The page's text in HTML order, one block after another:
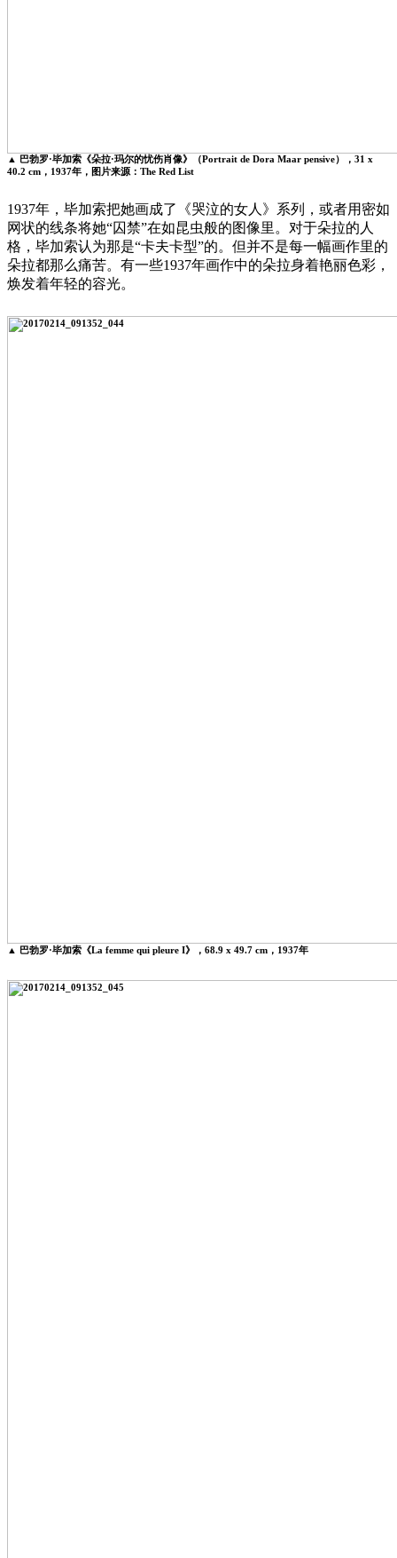
▲ 巴勃罗·毕加索《朵拉·玛尔的忧伤肖像》（Portrait de Dora Maar pensive），31 x
40.2 cm，1937年，图片来源：The Red List
1937年，毕加索把她画成了《哭泣的女人》系列，或者用密如
网状的线条将她“囚禁”在如昆虫般的图像里。对于朵拉的人
格，毕加索认为那是“卡夫卡型”的。但并不是每一幅画作里的
朵拉都那么痛苦。有一些1937年画作中的朵拉身着艳丽色彩，
焕发着年轻的容光。
▲ 巴勃罗·毕加索《La femme qui pleure I》，68.9 x 49.7 cm，1937年